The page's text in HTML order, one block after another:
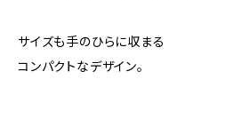
サイズも手のひらに収まる
コンパクトなデザイン。